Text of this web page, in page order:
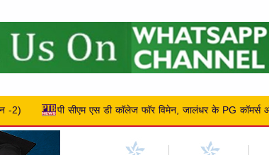
PG कॉमर्स और मैनेजमेंट विभाग ने गेस्ट लेक्चर आयोजित किया,